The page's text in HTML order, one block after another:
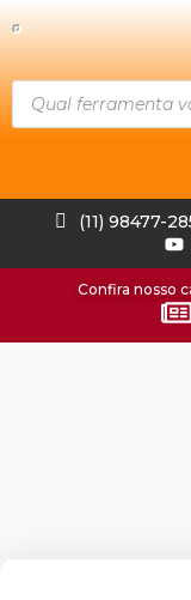
(11) 98477-
Confira nosso